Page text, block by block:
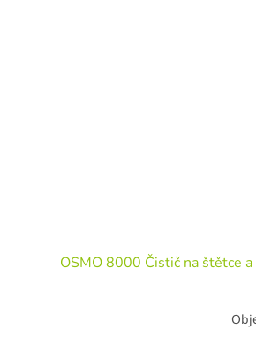
OSMO 8000 Čistič na štětce